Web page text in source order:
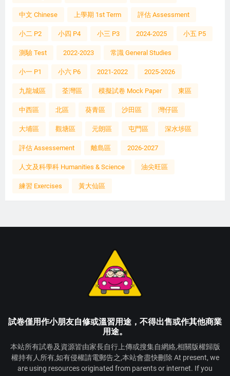
中文 Chinese 上學期 1st Term 評估 Assessment
小二 P2 小四 P4 小三 P3 2024-2025 小五 P5
測驗 Test 2022-2023 常識 General Studies
小一 P1 小六 P6 2021-2022 2025-2026
九龍城區 荃灣區 模擬試卷 Mock Paper 東區
中西區 北區 葵青區 沙田區 灣仔區
大埔區 觀塘區 元朗區 屯門區 深水埗區
評估 Assessement 離島區 2026-2027
人文及科學科 Humanities & Science 油尖旺區
練習 Exercises 黃大仙區
試卷僅用作小朋友自修或溫習用途，不得出售或作其他商業
用途。
本站所有試卷及資源皆由家長自行上傳或搜集自網絡,相關版權歸版
權持有人所有,如有侵權請電郵告之,本站會盡快刪除 At present, we
are using resources originated from parents or internet. If you